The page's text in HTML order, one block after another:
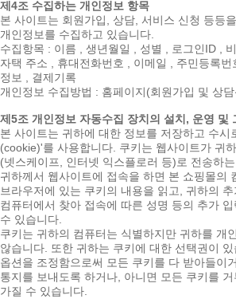
제4조 수집하는 개인정보 항목
본 사이트는 회원가입, 상담, 서비스 신청 등등
개인정보를 수집하고 있습니다.
수집항목 : 이름 , 생년월일 , 성별 , 로그인ID ,
자택 주소 , 휴대전화번호 , 이메일 , 주민등록
정보 , 결제기록
개인정보 수집방법 : 홈페이지(회원가입 및 상
제5조 개인정보 자동수집 장치의 설치, 운영 및
본 사이트는 귀하에 대한 정보를 저장하고 수시
(cookie)'를 사용합니다. 쿠키는 웹사이트가 귀
(넷스케이프, 인터넷 익스플로러 등)로 전송하
귀하께서 웹사이트에 접속을 하면 본 쇼핑몰의
브라우저에 있는 쿠키의 내용을 읽고, 귀하의
컴퓨터에서 찾아 접속에 따른 성명 등의 추가
수 있습니다.
쿠키는 귀하의 컴퓨터는 식별하지만 귀하를 개
않습니다. 또한 귀하는 쿠키에 대한 선택권이
옵션을 조정함으로써 모든 쿠키를 다 받아들이
통지를 보내도록 하거나, 아니면 모든 쿠키를
가질 수 있습니다.